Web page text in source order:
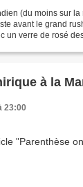
(du moins sur
avant le grand
un verre de rosé
à la
23:00